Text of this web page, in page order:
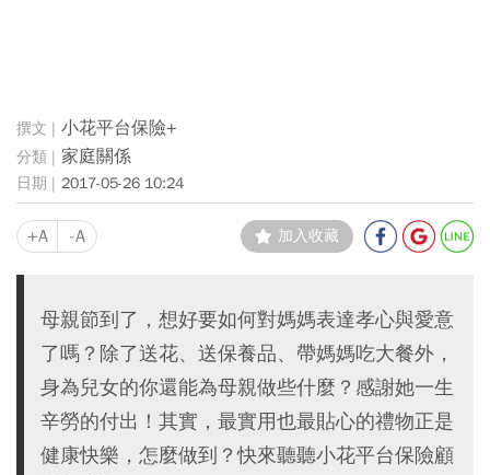
小花平台保險+
家庭關係
2017-05-26 10:24
+A -A 加入收藏
母親節到了，想好要如何對媽媽表達孝心與愛意
了嗎？除了送花、送保養品、帶媽媽吃大餐外，
身為兒女的你還能為母親做些什麼？感謝她一生
辛勞的付出！其實，最實用也最貼心的禮物正是
健康快樂，怎麼做到？快來聽聽小花平台保險顧